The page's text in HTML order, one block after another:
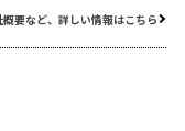
要など、詳しい情報はこちら